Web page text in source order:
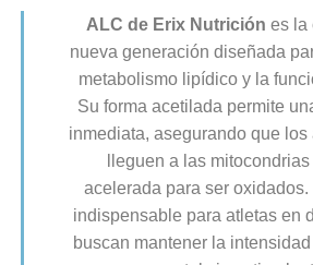
ALC de Erix Nutrición es la
nueva generación diseñada
metabolismo lipídico y la
Su forma acetilada permite
inmediata, asegurando que
lleguen a las
acelerada para ser
indispensable para atletas en
buscan mantener la